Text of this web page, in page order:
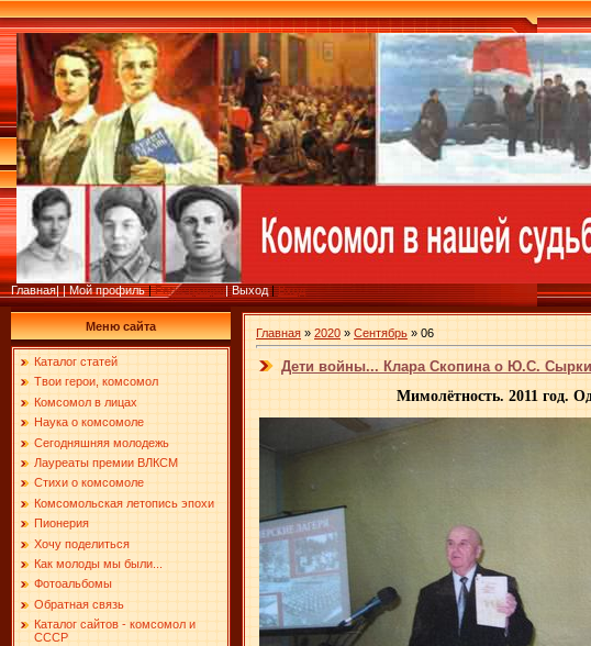
Главная||Мой профиль|Регистрация|Выход|Вход
Меню сайта
Каталог статей
Твои герои, комсомол
Комсомол в лицах
Наука о комсомоле
Сегодняшняя молодежь
Лауреаты премии ВЛКСМ
Стихи о комсомоле
Комсомольская летопись эпохи
Пионерия
Хочу поделиться
Как молоды мы были...
Фотоальбомы
Обратная связь
Каталог сайтов - комсомол и
СССР
Главная » 2020 » Сентябрь » 06
Дети войны... Клара Скопина о Ю.С.
Мимолётность. 2011 год.